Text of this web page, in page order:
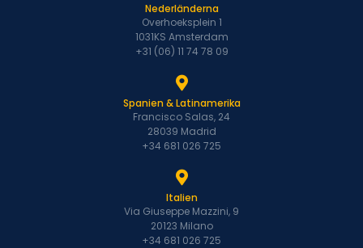
Nederländerna
Overhoeksplein 1
1031KS Amsterdam
+31 (06) 11 74 78 09
Spanien & Latinamerika
Francisco Salas, 24
28039 Madrid
+34 681 026 725
Italien
Via Giuseppe Mazzini, 9
20123 Milano
+34 681 026 725